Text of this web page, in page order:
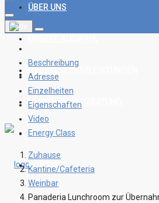
ÜBER UNS
UNSERE DIENSTLEISTUNGEN
HYPOTHEKENBERATUNG
BLOG
KONTAKT
Beschreibung
Adresse
Einzelheiten
Eigenschaften
Video
Energy Class
Zuhause
Kantine/Cafeteria
Weinbar
Panaderia Lunchroom zur